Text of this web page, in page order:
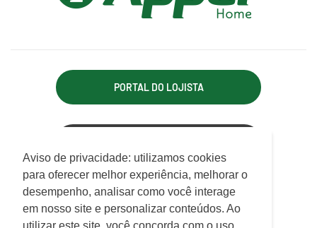
Utilizamos cookies para oferecer melhor
experiência, melhorar o desempenho, analisar
como você interage em nosso site e
personalizar conteúdo.
PORTAL DO LOJISTA
APPEL INDÚSTRIA TÊXTIL LTDA.
Rodovia Antônio Heil, km 21, 7.550 - Limoeiro
CEP 88352-502 - Brusque - SC
Aviso de privacidade: utilizamos cookies
para oferecer melhor experiência, melhorar o
desempenho, analisar como você interage
em nosso site e personalizar conteúdos. Ao
utilizar este site, você concorda com o uso